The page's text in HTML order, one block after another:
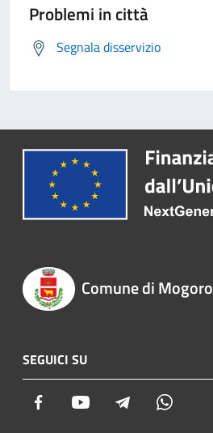
Problemi in città
Segnala disservizio
Comune di Mogoro
SEGUICI SU
Facebook Youtube Telegram